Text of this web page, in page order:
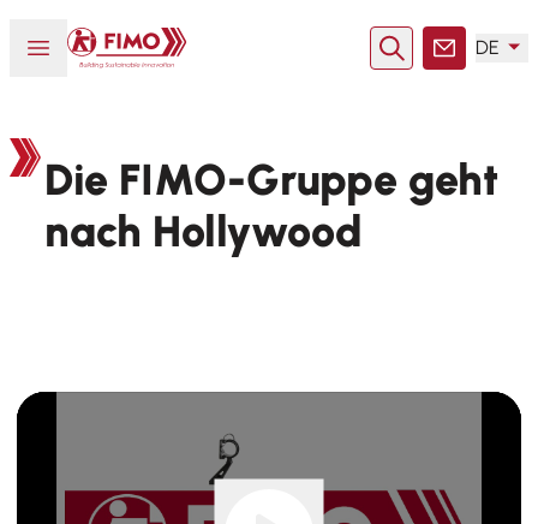
Menü öffnen oder schließen
Zurück zur Startseite
SucheKontakt
DE
Die FIMO-Gruppe geht
nach Hollywood